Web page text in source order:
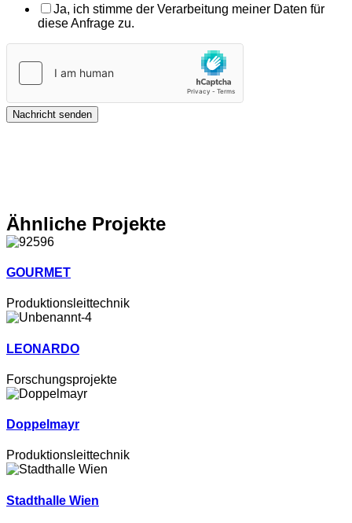
Ja, ich stimme der Verarbeitung meiner Daten für
diese Anfrage zu.
Nachricht senden
Ähnliche Projekte
GOURMET
Produktionsleittechnik
LEONARDO
Forschungsprojekte
Doppelmayr
Produktionsleittechnik
Stadthalle Wien